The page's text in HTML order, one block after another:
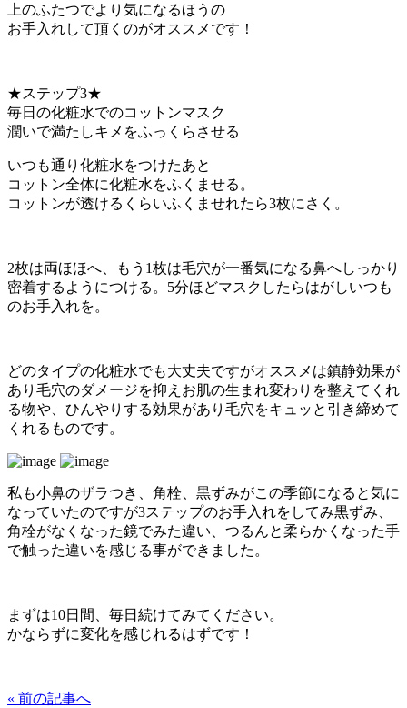
上のふたつでより気になるほうの
お手入れして頂くのがオススメです！
★ステップ3★
毎日の化粧水でのコットンマスク
潤いで満たしキメをふっくらさせる
いつも通り化粧水をつけたあと
コットン全体に化粧水をふくませる。
コットンが透けるくらいふくませれたら3枚にさく。
2枚は両ほほへ、もう1枚は毛穴が一番気になる鼻へしっかり
密着するようにつける。5分ほどマスクしたらはがしいつも
のお手入れを。
どのタイプの化粧水でも大丈夫ですがオススメは鎮静効果が
あり毛穴のダメージを抑えお肌の生まれ変わりを整えてくれ
る物や、ひんやりする効果があり毛穴をキュッと引き締めて
くれるものです。
私も小鼻のザラつき、角栓、黒ずみがこの季節になると気に
なっていたのですが3ステップのお手入れをしてみ黒ずみ、
角栓がなくなった鏡でみた違い、つるんと柔らかくなった手
で触った違いを感じる事ができました。
まずは10日間、毎日続けてみてください。
かならずに変化を感じれるはずです！
« 前の記事へ